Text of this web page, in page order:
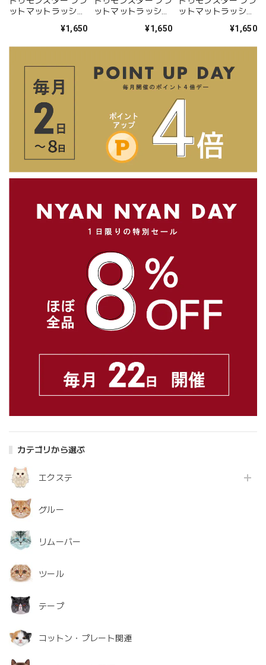
カテゴリから選ぶ
エクステ
グルー
リムーバー
ツール
テープ
コットン・プレート関連
ットマットラッシュ
単一6列）- 0.15mm
¥1,650
ットマットラッシュ
単一6列）- 0.10mm
¥1,650
ットマットラッシュ
単一6列）- 0.20mm
¥1,650